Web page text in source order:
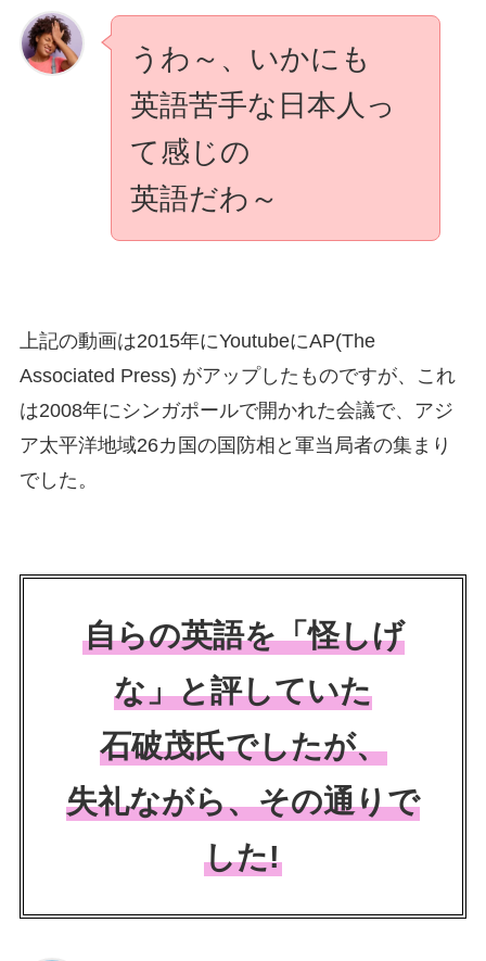
うわ～、いかにも
英語苦手な日本人っ
て感じの
英語だわ～
上記の動画は2015年にYoutubeにAP(The
Associated Press) がアップしたものですが、これ
は2008年にシンガポールで開かれた会議で、アジ
ア太平洋地域26カ国の国防相と軍当局者の集まり
でした。
自らの英語を「怪しげ
な」と評していた
石破茂氏でしたが、
失礼ながら、その通りで
した!